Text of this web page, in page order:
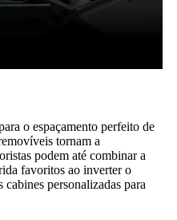
o espaçamento perfeito de
tornam a
podem até combinar a
favoritos ao inverter o
personalizadas para